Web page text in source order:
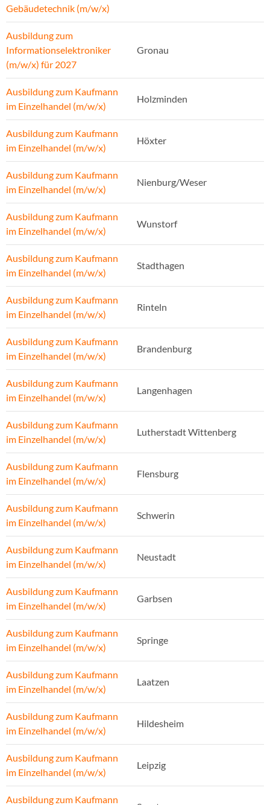
Gebäudetechnik (m/w/x)
Ausbildung zum
Informationselektroniker
(m/w/x) für 2027
Gronau
Ausbildung zum Kaufmann
im Einzelhandel (m/w/x)
Holzminden
Ausbildung zum Kaufmann
im Einzelhandel (m/w/x)
Höxter
Ausbildung zum Kaufmann
im Einzelhandel (m/w/x)
Nienburg/Weser
Ausbildung zum Kaufmann
im Einzelhandel (m/w/x)
Wunstorf
Ausbildung zum Kaufmann
im Einzelhandel (m/w/x)
Stadthagen
Ausbildung zum Kaufmann
im Einzelhandel (m/w/x)
Rinteln
Ausbildung zum Kaufmann
im Einzelhandel (m/w/x)
Brandenburg
Ausbildung zum Kaufmann
im Einzelhandel (m/w/x)
Langenhagen
Ausbildung zum Kaufmann
im Einzelhandel (m/w/x)
Lutherstadt Wittenberg
Ausbildung zum Kaufmann
im Einzelhandel (m/w/x)
Flensburg
Ausbildung zum Kaufmann
im Einzelhandel (m/w/x)
Schwerin
Ausbildung zum Kaufmann
im Einzelhandel (m/w/x)
Neustadt
Ausbildung zum Kaufmann
im Einzelhandel (m/w/x)
Garbsen
Ausbildung zum Kaufmann
im Einzelhandel (m/w/x)
Springe
Ausbildung zum Kaufmann
im Einzelhandel (m/w/x)
Laatzen
Ausbildung zum Kaufmann
im Einzelhandel (m/w/x)
Hildesheim
Ausbildung zum Kaufmann
im Einzelhandel (m/w/x)
Leipzig
Ausbildung zum Kaufmann